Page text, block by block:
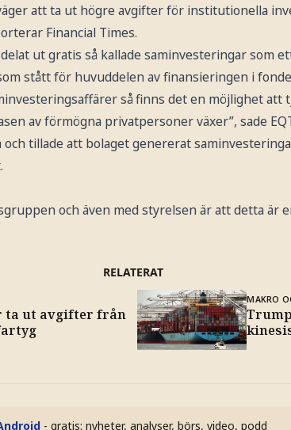
att ta ut högre avgifter för institutionella
Financial Times.
ut gratis så kallade saminvesteringar som
stått för huvuddelen av finansieringen i
så finns det en möjlighet att
av förmögna privatpersoner växer”, sade
tillade att bolaget genererat
och även med styrelsen är att detta är
RELATERAT
ta ut avgifter från
MAKRO
- gratis: nyheter, analyser, börs, video, podd